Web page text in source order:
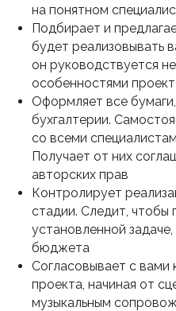
на понятном
Подбирает и
будет реализовывать
он руководствуется
особенностями
Оформляет все
бухгалтерии.
со всеми
Получает от них
авторских прав
Контролирует
стадии. Следит, чтобы
установленной
бюджета
Согласовывает с
проекта, начиная от
музыкальным